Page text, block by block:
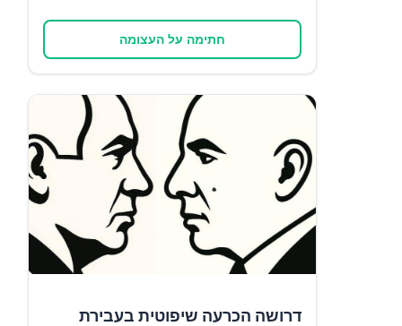
חתימה על העצומה
דרושה הכרעה שיפוטית בעבירת